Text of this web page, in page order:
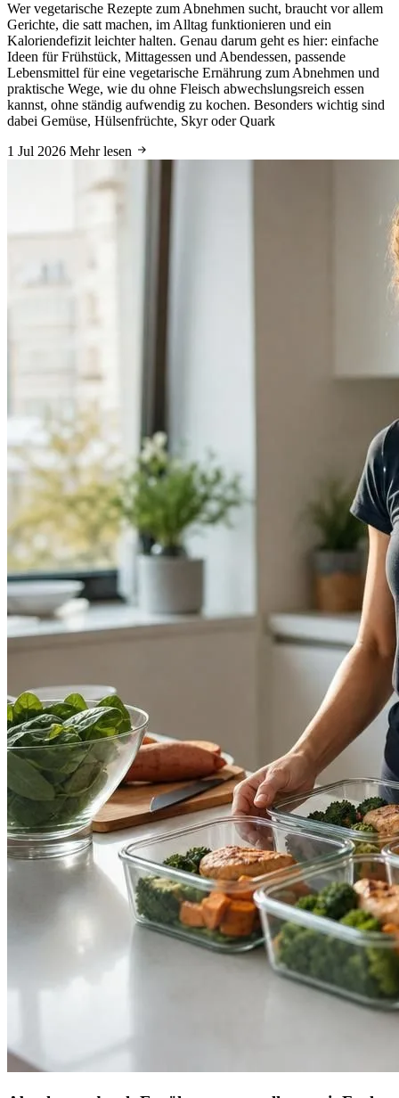
Wer vegetarische Rezepte zum Abnehmen sucht, braucht vor allem
Gerichte, die satt machen, im Alltag funktionieren und ein
Kaloriendefizit leichter halten. Genau darum geht es hier: einfache
Ideen für Frühstück, Mittagessen und Abendessen, passende
Lebensmittel für eine vegetarische Ernährung zum Abnehmen und
praktische Wege, wie du ohne Fleisch abwechslungsreich essen
kannst, ohne ständig aufwendig zu kochen. Besonders wichtig sind
dabei Gemüse, Hülsenfrüchte, Skyr oder Quark
1 Jul 2026 Mehr lesen